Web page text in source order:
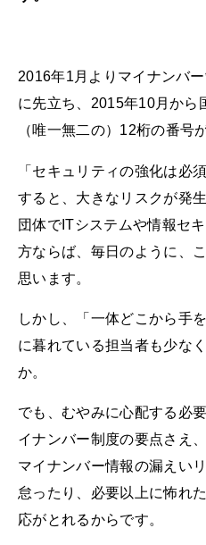
2016年1月よりマイナンバ
に先立ち、2015年10月から
（唯一無二の）12桁の番号
「セキュリティの強化は必
すると、大きなリスクが発
団体でITシステムや情報セ
方ならば、毎日のように、
思います。
しかし、「一体どこから手
に暮れている担当者も少な
か。
でも、むやみに心配する必
イナンバー制度の要点さえ
マイナンバー情報の漏えい
怠ったり、必要以上に怖れ
応がとれるからです。